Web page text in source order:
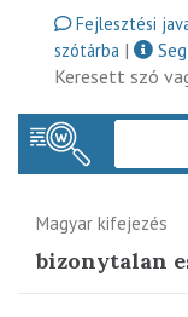
Fejlesztési
szótárba |
Keresett szó
Magyar kifejezés
bizonytalan